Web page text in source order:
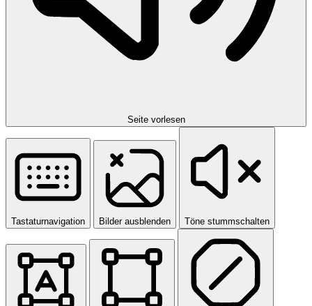
Seite vorlesen
Tastaturnavigation Bilder ausblenden Töne stummschalten